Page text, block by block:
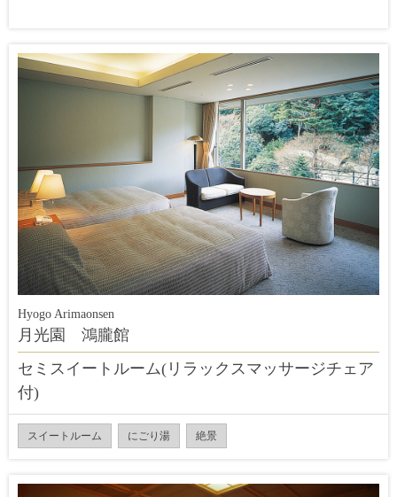
Hyogo Arimaonsen
月光園 鴻朧館
セミスイートルーム(リラックスマッサージチェア
付)
スイートルーム にごり湯 絶景